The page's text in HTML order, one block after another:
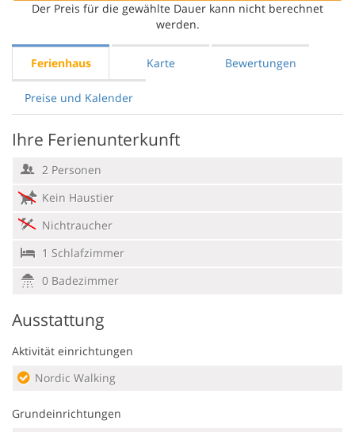
Der Preis für die gewählte Dauer kann nicht berechnet
werden.
Ferienhaus Karte Bewertungen
Preise und Kalender
Ihre Ferienunterkunft
2 Personen
Kein Haustier
Nichtraucher
1 Schlafzimmer
0 Badezimmer
Ausstattung
Aktivität einrichtungen
Nordic Walking
Grundeinrichtungen